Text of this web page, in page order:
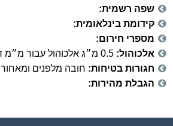
שפה רשמית:
קידומת בינלאומית:
מספרי חירום:
אלכוהול: 0.5 מ״ג אלכוהול עבור מ״מ דם
חגורות בטיחות: חובה מלפנים ומאחור
הגבלת מהירות: